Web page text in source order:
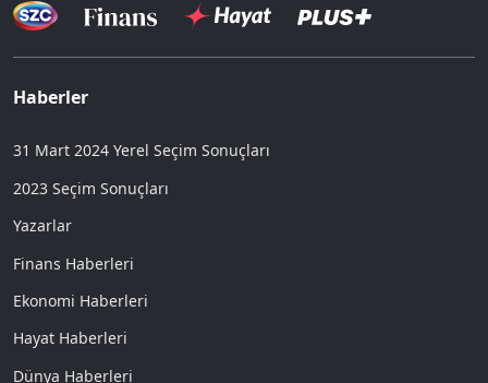
Haberler
31 Mart 2024 Yerel Seçim Sonuçları
2023 Seçim Sonuçları
Yazarlar
Finans Haberleri
Ekonomi Haberleri
Hayat Haberleri
Dünya Haberleri